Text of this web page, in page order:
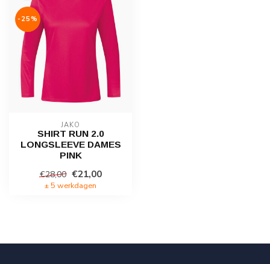
-25%
JAKO
SHIRT RUN 2.0
LONGSLEEVE DAMES
PINK
€28,00 €21,00
± 5 werkdagen